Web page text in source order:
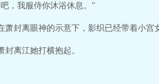
，我服侍你沐浴休息。”
萧封离眼神的示意下，影织已经带着小宫
封离江她打横抱起。